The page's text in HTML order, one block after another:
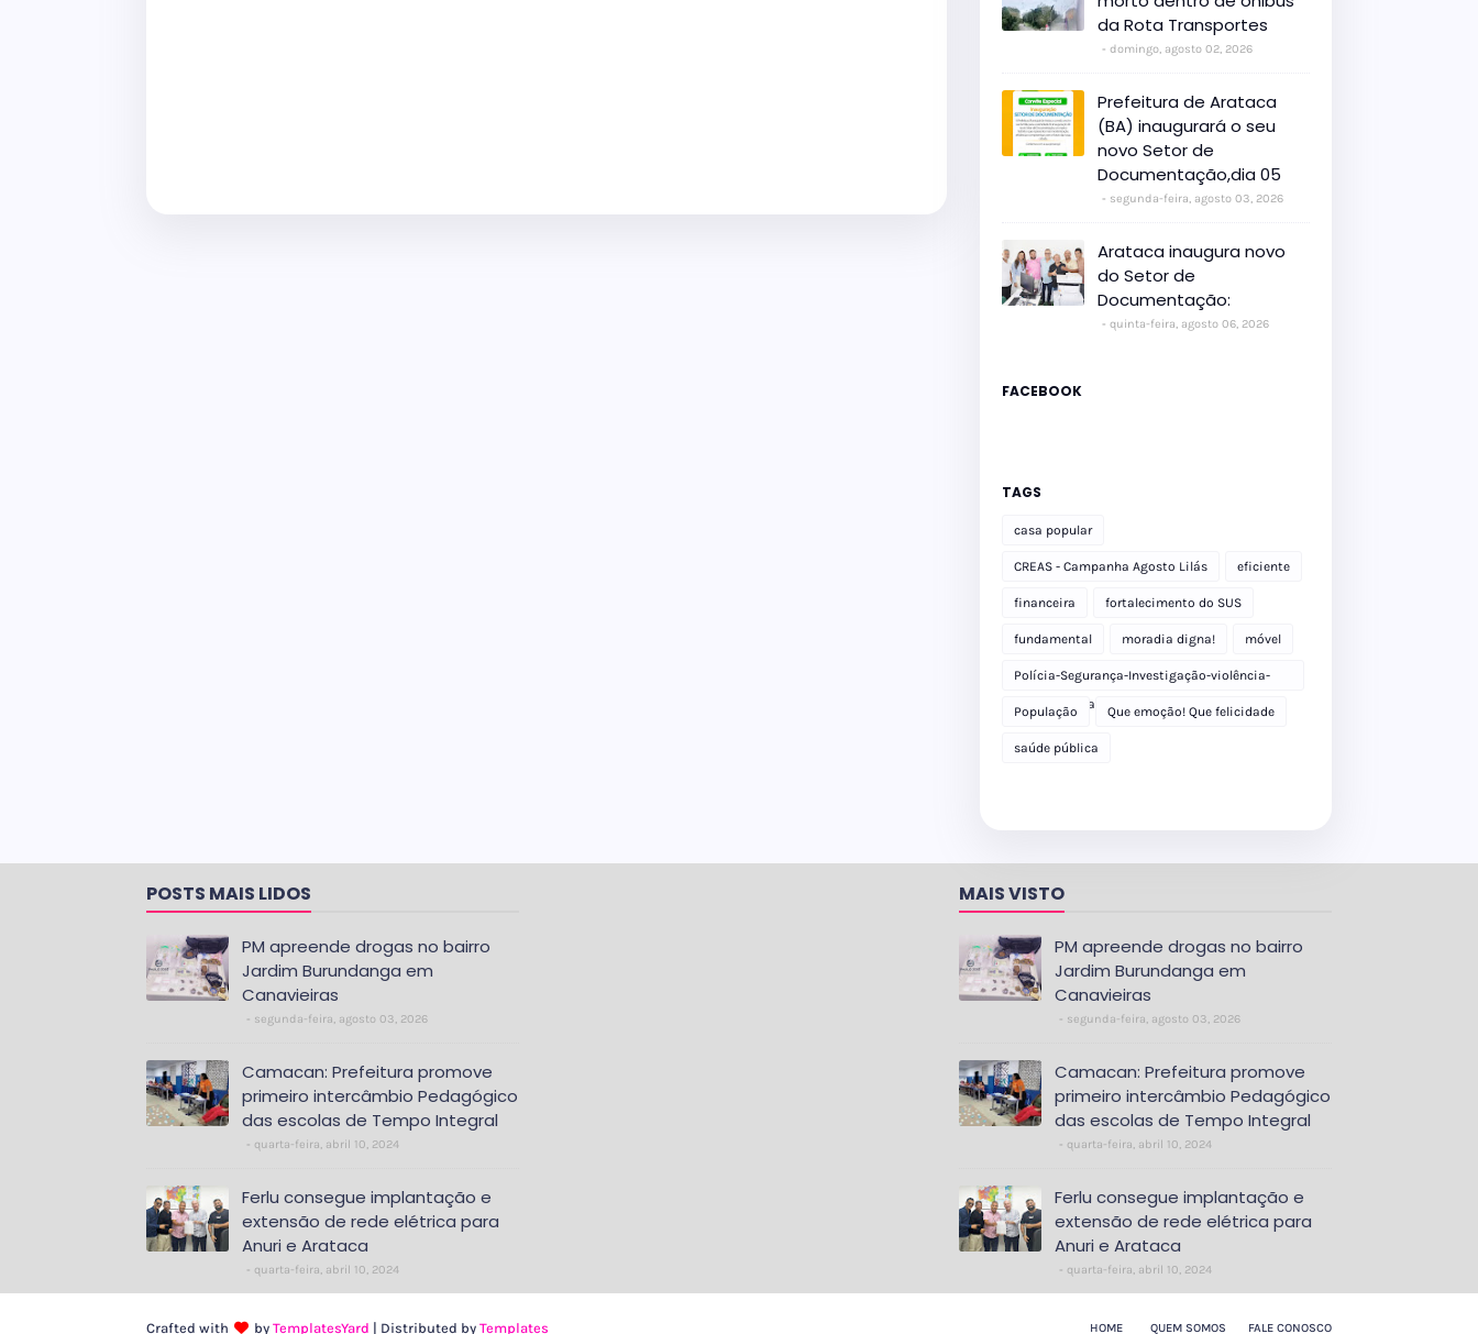
da Rota Transportes
domingo, agosto 02, 2026
Prefeitura de Arataca
(BA) inaugurará o seu
novo Setor de
Documentação,dia 05
segunda-feira, agosto 03, 2026
Arataca inaugura novo
do Setor de
Documentação:
quinta-feira, agosto 06, 2026
FACEBOOK
TAGS
casa popular
CREAS - Campanha Agosto Lilás eficiente
financeira fortalecimento do SUS
fundamental moradia digna! móvel
Polícia-Segurança-Investigação-violência-
Polícia Militar-delegacia
População Que emoção! Que felicidade
saúde pública
POSTS MAIS LIDOS
PM apreende drogas no bairro
Jardim Burundanga em
Canavieiras
segunda-feira, agosto 03, 2026
Camacan: Prefeitura promove
primeiro intercâmbio Pedagógico
das escolas de Tempo Integral
quarta-feira, abril 10, 2024
Ferlu consegue implantação e
extensão de rede elétrica para
Anuri e Arataca
quarta-feira, abril 10, 2024
MAIS VISTO
PM apreende drogas no bairro
Jardim Burundanga em
Canavieiras
segunda-feira, agosto 03, 2026
Camacan: Prefeitura promove
primeiro intercâmbio Pedagógico
das escolas de Tempo Integral
quarta-feira, abril 10, 2024
Ferlu consegue implantação e
extensão de rede elétrica para
Anuri e Arataca
quarta-feira, abril 10, 2024
HOME QUEM SOMOS FALE CONOSCO
Crafted with by TemplatesYard | Distributed by Templates